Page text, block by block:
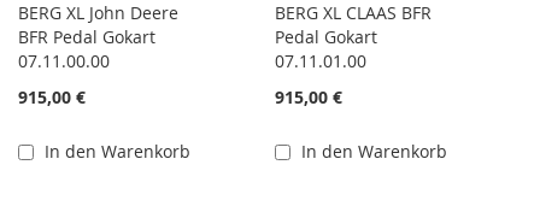
BERG XL John Deere
BFR Pedal Gokart
07.11.00.00
915,00 €
In den Warenkorb
BERG XL CLAAS BFR
Pedal Gokart
07.11.01.00
915,00 €
In den Warenkorb